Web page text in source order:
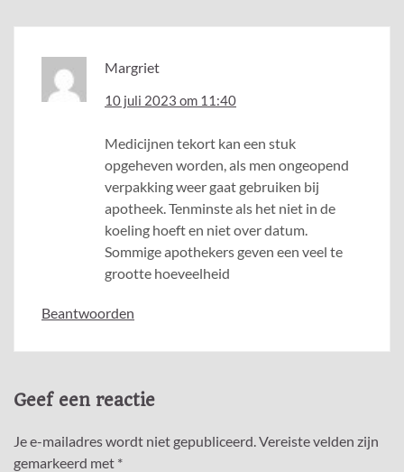
Margriet
10 juli 2023 om 11:40
Medicijnen tekort kan een stuk
opgeheven worden, als men ongeopend
verpakking weer gaat gebruiken bij
apotheek. Tenminste als het niet in de
koeling hoeft en niet over datum.
Sommige apothekers geven een veel te
grootte hoeveelheid
Beantwoorden
Geef een reactie
Je e-mailadres wordt niet gepubliceerd.Vereiste velden zijn
gemarkeerd met *